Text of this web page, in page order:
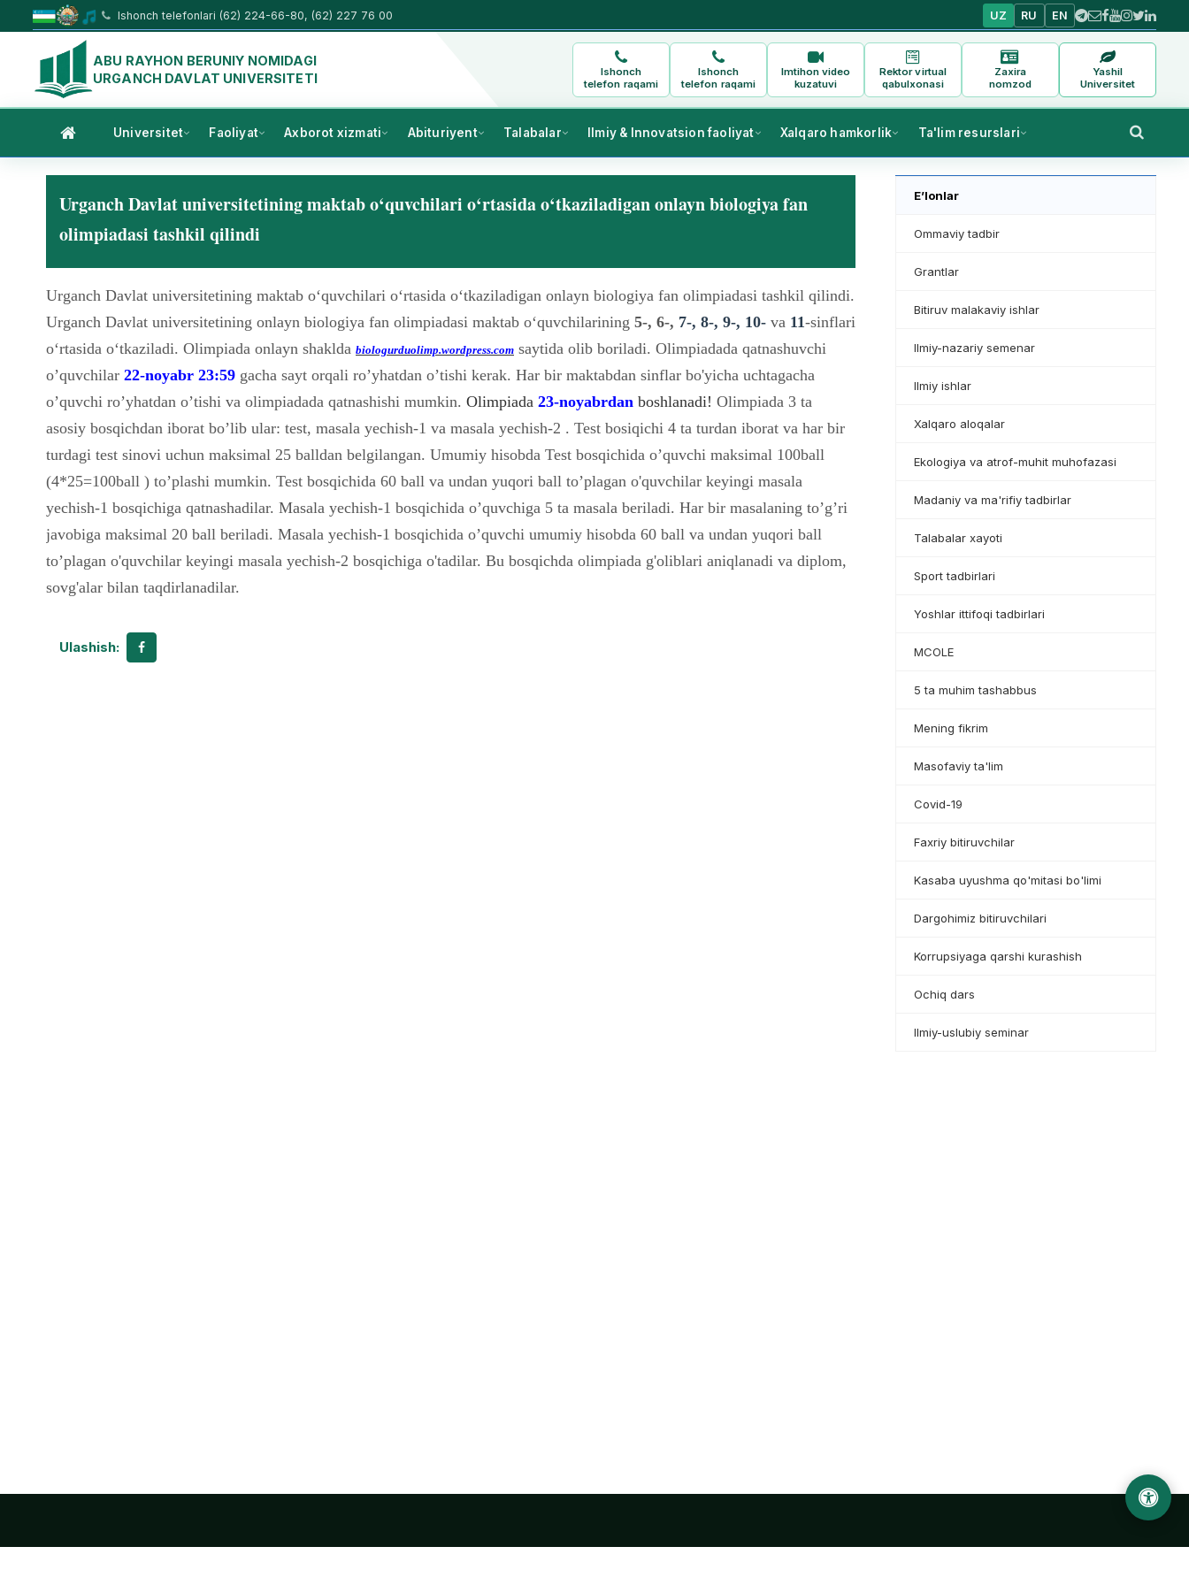
Ishonch telefonlari (62) 224-66-80, (62) 227 76 00 UZ RU EN
ABU RAYHON BERUNIY NOMIDAGI
URGANCH DAVLAT UNIVERSITETI
Ishonch
telefon raqami
Ishonch
telefon raqami
Imtihon video
kuzatuvi
Rektor virtual
qabulxonasi
Zaxira
nomzod
Yashil
Universitet
Universitet Faoliyat Axborot xizmati Abituriyent Talabalar Ilmiy & Innovatsion faoliyat Xalqaro hamkorlik Ta'lim resurslari
Urganch Davlat universitetining maktab o‘quvchilari o‘rtasida o‘tkaziladigan onlayn biologiya fan
olimpiadasi tashkil qilindi
Urganch Davlat universitetining maktab o‘quvchilari o‘rtasida o‘tkaziladigan onlayn biologiya fan olimpiadasi tashkil qilindi.
Urganch Davlat universitetining onlayn biologiya fan olimpiadasi maktab o‘quvchilarining 5-, 6-, 7-, 8-, 9-, 10- va 11-sinflari
o‘rtasida o‘tkaziladi. Olimpiada onlayn shaklda biologurduolimp.wordpress.com saytida olib boriladi. Olimpiadada qatnashuvchi
o’quvchilar 22-noyabr 23:59 gacha sayt orqali ro’yhatdan o’tishi kerak. Har bir maktabdan sinflar bo'yicha uchtagacha
o’quvchi ro’yhatdan o’tishi va olimpiadada qatnashishi mumkin. Olimpiada 23-noyabrdan boshlanadi! Olimpiada 3 ta
asosiy bosqichdan iborat bo’lib ular: test, masala yechish-1 va masala yechish-2 . Test bosiqichi 4 ta turdan iborat va har bir
turdagi test sinovi uchun maksimal 25 balldan belgilangan. Umumiy hisobda Test bosqichida o’quvchi maksimal 100ball
(4*25=100ball ) to’plashi mumkin. Test bosqichida 60 ball va undan yuqori ball to’plagan o'quvchilar keyingi masala
yechish-1 bosqichiga qatnashadilar. Masala yechish-1 bosqichida o’quvchiga 5 ta masala beriladi. Har bir masalaning to’g’ri
javobiga maksimal 20 ball beriladi. Masala yechish-1 bosqichida o’quvchi umumiy hisobda 60 ball va undan yuqori ball
to’plagan o'quvchilar keyingi masala yechish-2 bosqichiga o'tadilar. Bu bosqichda olimpiada g'oliblari aniqlanadi va diplom,
sovg'alar bilan taqdirlanadilar.
Ulashish:
E’lonlar
Ommaviy tadbir
Grantlar
Bitiruv malakaviy ishlar
Ilmiy-nazariy semenar
Ilmiy ishlar
Xalqaro aloqalar
Ekologiya va atrof-muhit muhofazasi
Madaniy va ma'rifiy tadbirlar
Talabalar xayoti
Sport tadbirlari
Yoshlar ittifoqi tadbirlari
MCOLE
5 ta muhim tashabbus
Mening fikrim
Masofaviy ta'lim
Covid-19
Faxriy bitiruvchilar
Kasaba uyushma qo'mitasi bo'limi
Dargohimiz bitiruvchilari
Korrupsiyaga qarshi kurashish
Ochiq dars
Ilmiy-uslubiy seminar